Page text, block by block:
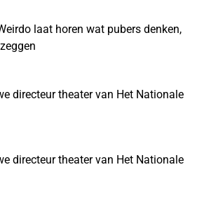
laat horen wat pubers denken,
directeur theater van Het Nationale
directeur theater van Het Nationale